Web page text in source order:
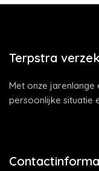
Terpstra
Met onze jarenlange
persoonlijke situatie